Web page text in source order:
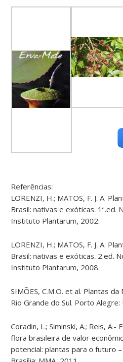
Referências:
LORENZI, H.; MATOS, F. J. A.
Brasil: nativas e exóticas. 1ª.ed.
Instituto Plantarum, 2002.
LORENZI, H.; MATOS, F. J. A.
Brasil: nativas e exóticas. 2.ed.
Instituto Plantarum, 2008.
SIMÕES, C.M.O. et al. Plantas
Rio Grande do Sul. Porto Alegre:
Coradin, L.; Siminski, A.; Reis, A.-
flora brasileira de valor
potencial: plantas para o futuro –